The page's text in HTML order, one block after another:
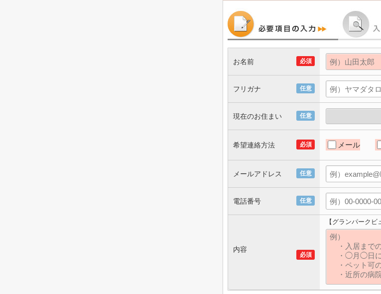
必須
お名前
任意
フリガナ
任意
現在のお住まい
必須
希望連絡方法 メール
任意
メールアドレス
任意
電話番号
必須
内容
【グランパークビ